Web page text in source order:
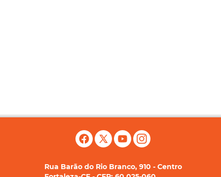
Rua Barão do Rio Branco, 910 - Centro